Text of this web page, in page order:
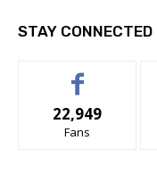
STAY CONNECTED
22,949
Fans